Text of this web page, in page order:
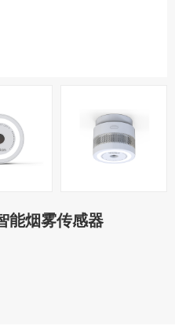
能烟雾传感器